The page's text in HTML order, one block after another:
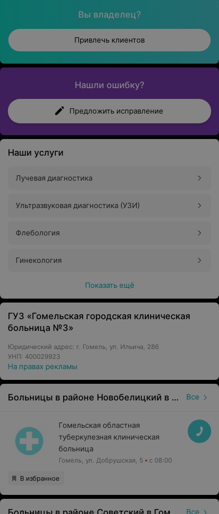
Вы владелец?
Привлечь клиентов
Нашли ошибку?
Предложить исправление
Наши услуги
Лучевая диагностика
Ультразвуковая диагностика (УЗИ)
Флебология
Гинекология
Показать ещё
ГУЗ «Гомельская городская клиническая
больница №3»
Юридический адрес: г. Гомель, ул. Ильича, 286
УНП: 400029923
На правах рекламы
Больницы в районе Новобелицкий в Гомеле Все
Гомельская областная
туберкулезная клиническая
больница
Гомель, ул. Добрушская, 5 с 08:00
В избранное
Все